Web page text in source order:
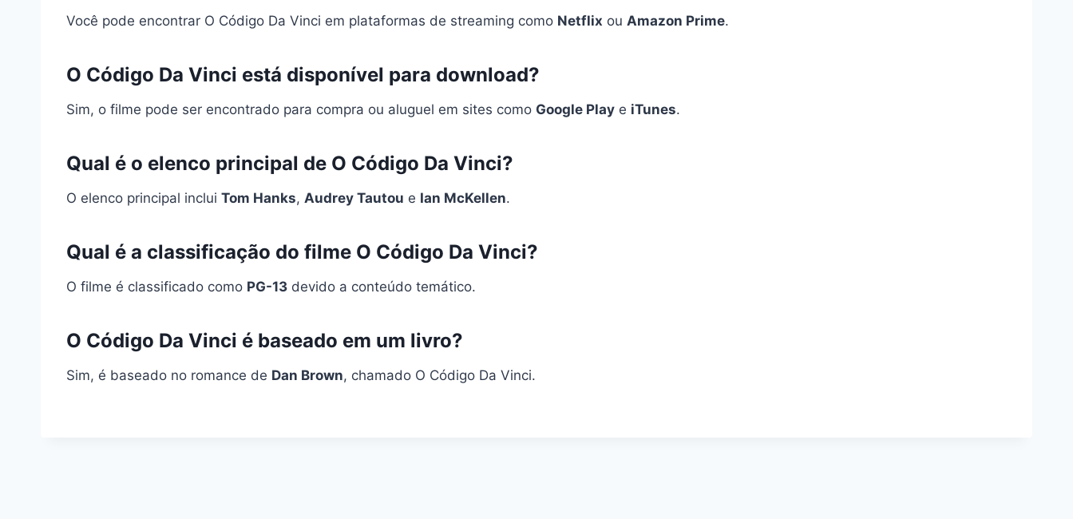
Você pode encontrar O Código Da Vinci em plataformas de streaming como Netflix ou Amazon Prime.
O Código Da Vinci está disponível para download?
Sim, o filme pode ser encontrado para compra ou aluguel em sites como Google Play e iTunes.
Qual é o elenco principal de O Código Da Vinci?
O elenco principal inclui Tom Hanks, Audrey Tautou e Ian McKellen.
Qual é a classificação do filme O Código Da Vinci?
O filme é classificado como PG-13 devido a conteúdo temático.
O Código Da Vinci é baseado em um livro?
Sim, é baseado no romance de Dan Brown, chamado O Código Da Vinci.